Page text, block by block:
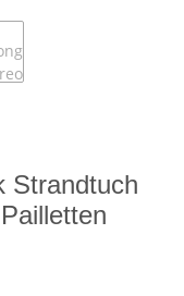
Strandtuch